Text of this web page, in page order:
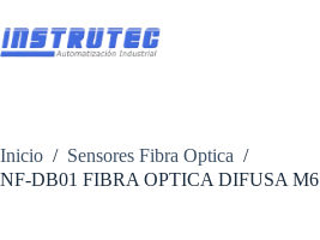
al
contenido
Inicio / Sensores Fibra Optica /
NF-DB01 FIBRA OPTICA DIFUSA M6